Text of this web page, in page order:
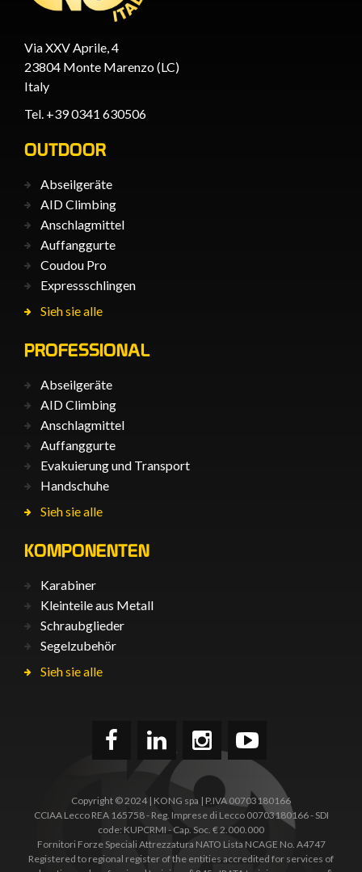
Via XXV Aprile, 4
23804 Monte Marenzo (LC)
Italy
Tel. +39 0341 630506
OUTDOOR
Abseilgeräte
AID Climbing
Anschlagmittel
Auffanggurte
Coudou Pro
Expressschlingen
Sieh sie alle
PROFESSIONAL
Abseilgeräte
AID Climbing
Anschlagmittel
Auffanggurte
Evakuierung und Transport
Handschuhe
Sieh sie alle
KOMPONENTEN
Karabiner
Kleinteile aus Metall
Schraubglieder
Segelzubehör
Sieh sie alle
Copyright © 2024 | KONG spa | P.IVA 00703180166
CCIAA Lecco REA 165758 - Reg. Imprese di Lecco 00703180166 - SDI
code: KUPCRMI - Cap. Soc. € 2.000.000
Fornitori Forze Speciali Attrezzatura NATO Lista NCAGE No. A4747
Registered to regional register of the entities accredited for services of